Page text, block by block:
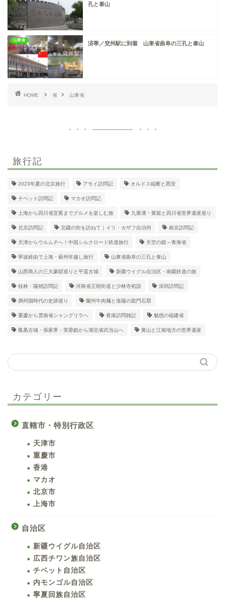
孔と泰山
山東省
済寧／兗州駅に到着 山東省曲阜の三孔と泰山
HOME 省 山東省
旅行記
2023年夏の北京旅行 アモイ訪問記 オルドス縦断と西安
チベット訪問記 マカオ訪問記
上海から四川省宜賓までグルメを楽しむ旅 九寨溝・黄龍と四川省世界遺産巡り
北京訪問記 北疆の街を訪ねて｜イリ・カザフ自治州 南京訪問記
天津からウルムチへ！中国シルクロード鉄道旅行 天空の鏡～青海省
寧波経由で上海・蘇州年越し旅行 山東省曲阜の三孔と泰山
山西商人の三大豪邸巡りと平遥古城 新疆ウイグル自治区・南疆鉄道の旅
桂林・陽朔訪問記 河南省王朝街道と少林寺初詣 深圳訪問記
満州国時代の史跡巡り 蘭州牛肉麺と洛陽の龍門石窟
重慶から雲南省シャングリラへ 香港訪問雑記 魅惑の福建省
鳳凰古城・張家界・芙蓉鎮から湖北省武当山へ 黄山と江南地方の世界遺産
カテゴリー
直轄市・特別行政区
天津市
重慶市
香港
マカオ
北京市
上海市
自治区
新疆ウイグル自治区
広西チワン族自治区
チベット自治区
内モンゴル自治区
寧夏回族自治区